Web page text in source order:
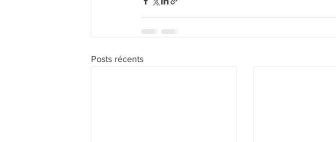
Posts récents